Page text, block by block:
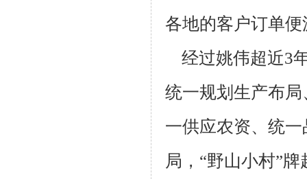
各地的客户订单
经过姚伟超近3
统一规划生产布
一供应农资、统一
局，“野山小村”牌